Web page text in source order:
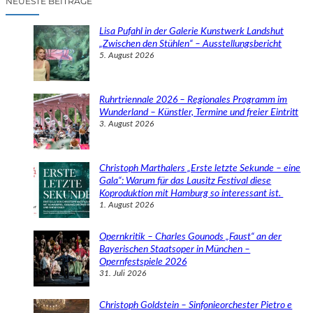
Lisa Pufahl in der Galerie Kunstwerk Landshut
„Zwischen den Stühlen“ – Ausstellungsbericht
5. August 2026
Ruhrtriennale 2026 – Regionales Programm im
Wunderland – Künstler, Termine und freier Eintritt
3. August 2026
Christoph Marthalers „Erste letzte Sekunde – eine
Gala“: Warum für das Lausitz Festival diese
Koproduktion mit Hamburg so interessant ist.
1. August 2026
Opernkritik – Charles Gounods „Faust“ an der
Bayerischen Staatsoper in München –
Opernfestspiele 2026
31. Juli 2026
Christoph Goldstein – Sinfonieorchester Pietro e